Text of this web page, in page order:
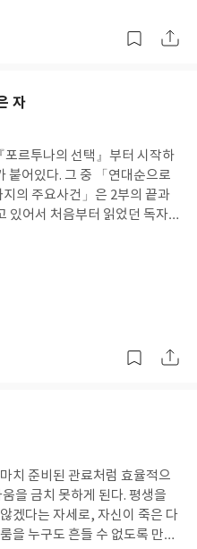
반군을 진압한 기념비로 해골
제는 세르비아 독립의 상징이
르비아 민족주의를 표방한 밀
를 방문한 오스트리아 황태자
발발했다. 범슬라브주의와
지역의 슬라브 민족들이 결집
사에서 빼놓을 수 없는 곳이다.
오클레티아누스의 고향으로
고 아시아 속주출생이며, 해방
라니 그의 입지전적 인생사에
노벨상을 받았으며, 오스만 투
까지 사백년 동안 보스니아 소
과 그 역사를 그리고 있다고 소
, 정신의 빵에는 더 갈급할 젊
것이다. 근대 유럽의
걸쳐 호사스러운 유럽 여행을
듯 하다. 가족에게는 기쁨보다
가업의 후계자, 가장으로서의
을 생각할때 일면 이해가 된다.
일대일로 맞상대가 가능했던
으로 양으로 영향을 많이 받았
와 맺는 묘한 연대와 경쟁심리
전후 파리 유
정착하기까지의 악전고투, 여
가다보니, 『코르시아 서점의
document/11191748 보다
생각이 들었다. 남편 페피노와
』을 읽을 때는 잘 와닿지 않았
이었음을 이제야 알게 되었다.
생이 아름답다.
자
르투나의 선택』부터 시작하
붙어있다. 그 중 「연대순으로
의 주요사건」은 2부의 끝과
있어서 처음부터 읽었던 독자
로 돌아와서 마리우스 일파들
벌였다. 그 사이에 서로의 반
청과 보복살인 등은 입에 담기
로 귀결되고, 카르보에게 이
저항하던 삼니움족의 영웅 무틸
. 질병과 노화로 육체는 시들고,
리는 전혀 환희를 가져다 주지
렸다. 로마의 재건 비용을 충당
재산압류로 로마인들은 마리
리우스와 마찬가
술라의 그늘 아래 젊고 아름다
자라고 있다. 마리우스와 술라
치 준비된 관료처럼 효율적으
을 금치 못하게 된다. 평생을
겠다는 자세로, 자신이 죽은 다
을 누구도 흔들 수 없도록 만들